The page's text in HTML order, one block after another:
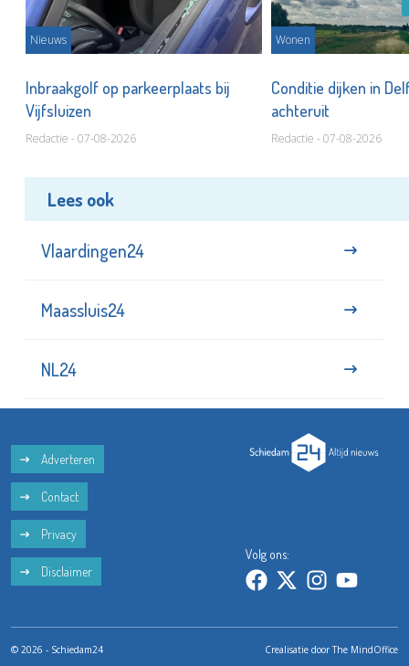
Nieuws
Inbraakgolf op parkeerplaats bij
Vijfsluizen
Redactie - 07-08-2026
Wonen
Conditie dijken in
achteruit
Redactie - 07-08-2026
Lees ook
Vlaardingen24
Maassluis24
NL24
Adverteren
Contact
Privacy
Disclaimer
Volg ons:
© 2026 - Schiedam24 Crealisatie doorThe MindOffice